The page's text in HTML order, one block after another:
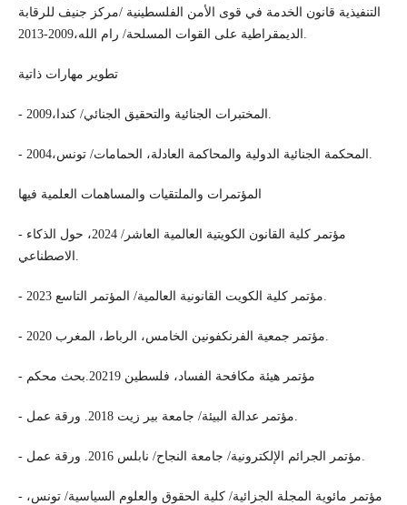
التنفيذية قانون الخدمة في قوى الأمن الفلسطينية /مركز جنيف للرقابة
الديمقراطية على القوات المسلحة/ رام الله،2009-2013.
تطوير مهارات ذاتية
- المختبرات الجنائية والتحقيق الجنائي/ كندا،2009.
- المحكمة الجنائية الدولية والمحاكمة العادلة، الحمامات/ تونس،2004.
المؤتمرات والملتقيات والمساهمات العلمية فيها
- مؤتمر كلية القانون الكويتية العالمية العاشر/ 2024، حول الذكاء
الاصطناعي.
- مؤتمر كلية الكويت القانونية العالمية/ المؤتمر التاسع 2023.
- مؤتمر جمعية الفرنكفونين الخامس، الرباط، المغرب 2020.
- مؤتمر هيئة مكافحة الفساد، فلسطين 20219.بحث محكم
- مؤتمر عدالة البيئة/ جامعة بير زيت 2018. ورقة عمل.
- مؤتمر الجرائم الإلكترونية/ جامعة النجاح/ نابلس 2016. ورقة عمل.
- مؤتمر مائوية المجلة الجزائية/ كلية الحقوق والعلوم السياسية/ تونس،